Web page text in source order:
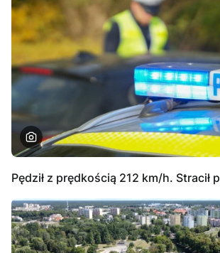
Pędził z prędkością 212 km/h. Stracił